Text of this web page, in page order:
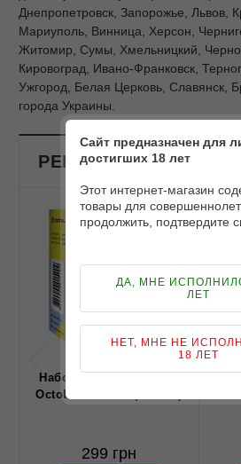
Днепропетровск, Запорожье, Львов,
Мариуполь, Винница, Херсон,
Житомир, Сумы, Хмельницкий,
Кировоград, Ивано-Франковск,
Ужгород, Белая Церковь, Славянск,
города Украины.
РЕКОМЕНДОВАНЫЕ
Набор для самозамеса
Octobar Go Salt (Лимон)
299 грн
Сайт предназначен для
достигших 18 лет
Этот интернет-магазин
товары для
продолжить, подтвердите
ДА, МНЕ
ЛЕТ
НЕТ, МНЕ НЕ
18 ЛЕТ